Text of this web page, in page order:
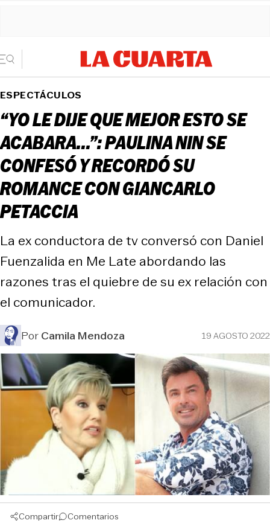
ESPECTÁCULOS
“YO LE DIJE QUE MEJOR ESTO SE
ACABARA...”: PAULINA NIN SE
CONFESÓ Y RECORDÓ SU
ROMANCE CON GIANCARLO
PETACCIA
La ex conductora de tv conversó con Daniel
Fuenzalida en Me Late abordando las
razones tras el quiebre de su ex relación con
el comunicador.
PorCamila Mendoza 19 AGOSTO 2022
Compartir Comentarios